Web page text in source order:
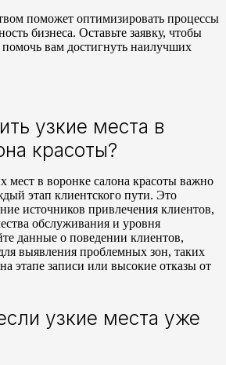
поможет оптимизировать процессы
бизнеса. Оставьте заявку, чтобы
вам достигнуть наилучших
узкие места в
красоты?
мест в воронке салона красоты важно
этап клиентского пути. Это
источников привлечения клиентов,
обслуживания и уровня
данные о поведении клиентов,
выявления проблемных зон, таких
этапе записи или высокие отказы от
узкие места уже